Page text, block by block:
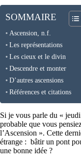
SOMMAIRE
Ascension, n.f.
Les représentations
Les cieux et le divin
Descendre et monter
D’autres ascensions
Références et citations
Si je vous parle du «
probable que vous
l’Ascension ». Cette
étrange : bâtir un pont
une bonne idée ?